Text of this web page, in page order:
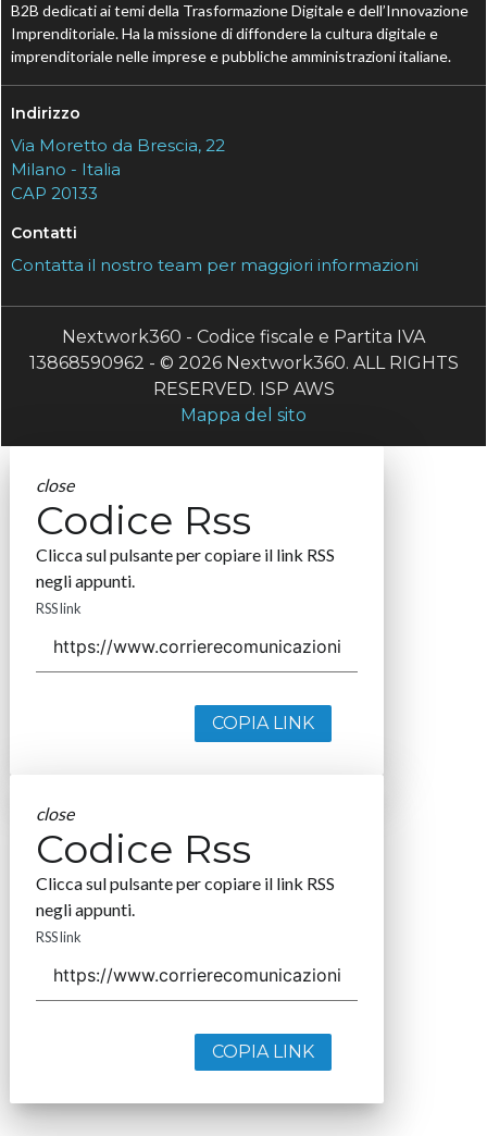
B2B dedicati ai temi della Trasformazione Digitale e dell’Innovazione
Imprenditoriale. Ha la missione di diffondere la cultura digitale e
imprenditoriale nelle imprese e pubbliche amministrazioni italiane.
Indirizzo
Via Moretto da Brescia, 22
Milano - Italia
CAP 20133
Contatti
Contatta il nostro team per maggiori informazioni
Nextwork360 - Codice fiscale e Partita IVA
13868590962 - © 2026 Nextwork360. ALL RIGHTS
RESERVED. ISP AWS
Mappa del sito
close
Codice Rss
Clicca sul pulsante per copiare il link RSS
negli appunti.
RSS link
COPIA LINK
close
Codice Rss
Clicca sul pulsante per copiare il link RSS
negli appunti.
RSS link
COPIA LINK